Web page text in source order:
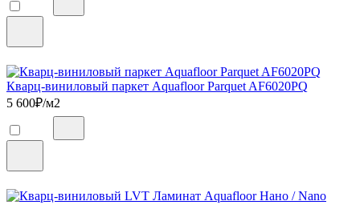
Кварц-виниловый паркет Aquafloor Parquet AF6020PQ
5 600₽/м2